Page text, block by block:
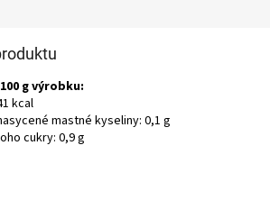
g výrobku:
kcal
mastné kyseliny: 0,1 g
cukry: 0,9 g